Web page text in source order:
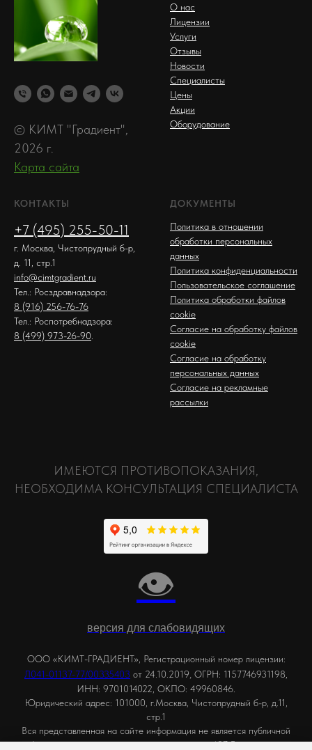
© КИМТ "Градиент",
2026 г.
Карта сайта
О нас
Лицензии
Услуги
Отзывы
Новости
Специалисты
Цены
Акции
Оборудование
КОНТАКТЫ
+7 (495) 255-50-11
г. Москва, Чистопрудный б-р,
д. 11, стр.1
info@cimtgradient.ru
Тел.: Росздравнадзора:
8 (916) 256-76-76
Тел.: Роспотребнадзора:
8 (499) 973-26-90
ДОКУМЕНТЫ
Политика в отношении
обработки персональных
данных
Политика конфиденциальности
Пользовательское соглашение
Политика обработки файлов
cookie
Согласие на обработку файлов
cookie
Согласие на обработку
персональных данных
Согласие на рекламные
рассылки
ИМЕЮТСЯ ПРОТИВОПОКАЗАНИЯ,
НЕОБХОДИМА КОНСУЛЬТАЦИЯ СПЕЦИАЛИСТА
👁
версия для слабовидящих
ООО «КИМТ-ГРАДИЕНТ», Регистрационный номер лицензии:
Л041-01137-77/00335403 от 24.10.2019 ОГРН: 1157746931198,
ИНН: 9701014022, ОКПО: 49960846.
Юридический адрес: 101000, г.Москва, Чистопрудный б-р, д.11,
стр.1
Вся представленная на сайте информация не является публичной
офертой, определяемой положениями статьи 437 Гражданского